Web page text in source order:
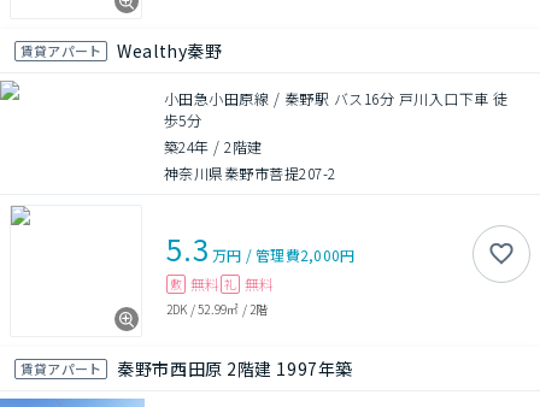
賃貸アパート Wealthy秦野
小田急小田原線 / 秦野駅 バス16分 戸川入口下車 徒
歩5分
築24年 /2階建
神奈川県秦野市菩提207-2
5.3 万円 /管理費2,000円
敷 無料 礼 無料
2DK /52.99㎡ / 2階
賃貸アパート 秦野市西田原 2階建 1997年築